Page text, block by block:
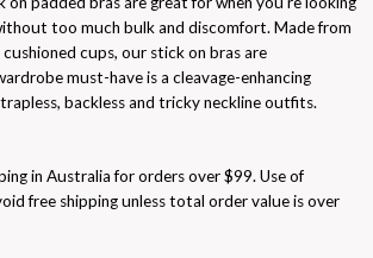
too much bulk and discomfort.Made from
cups, our stick on bras are
must-have is a cleavage-enhancing
backless and tricky neckline outfits.
in Australia for orders over $99. Use of
free shipping unless total order value is over